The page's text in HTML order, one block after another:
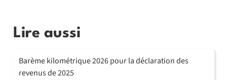
Lire aussi
Barème kilométrique 2026 pour la déclaration des
revenus de 2025